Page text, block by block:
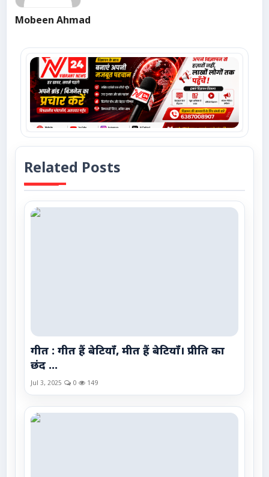
Mobeen Ahmad
Related Posts
गीत : गीत हैं बेटियाँ, मीत हैं बेटियाँ। प्रीति का
छंद ...
Jul 3, 2025 0 149